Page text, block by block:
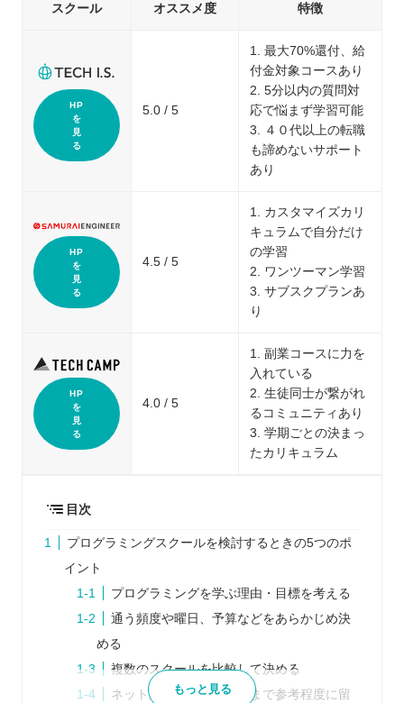
スクール オススメ度 特徴
HP
を
見
る
5.0 / 5
1. 最大70%還付、給
付金対象コースあり
2. 5分以内の質問対
応で悩まず学習可能
3. ４０代以上の転職
も諦めないサポート
あり
HP
を
見
る
4.5 / 5
1. カスタマイズカリ
キュラムで自分だけ
の学習
2. ワンツーマン学習
3. サブスクプランあ
り
HP
を
見
る
4.0 / 5
1. 副業コースに力を
入れている
2. 生徒同士が繋がれ
るコミュニティあり
3. 学期ごとの決まっ
たカリキュラム
目次
プログラミングスクールを検討するときの5つのポ
イント
プログラミングを学ぶ理由・目標を考える
通う頻度や曜日、予算などをあらかじめ決
める
複数のスクールを比較して決める
ネット上の口コミはあくまで参考程度に留
もっと見る